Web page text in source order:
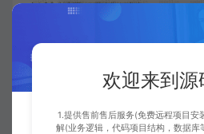
欢迎来到源
1.提供售前售后服务(免费远程项目安
解(业务逻辑，代码项目结构，数据库